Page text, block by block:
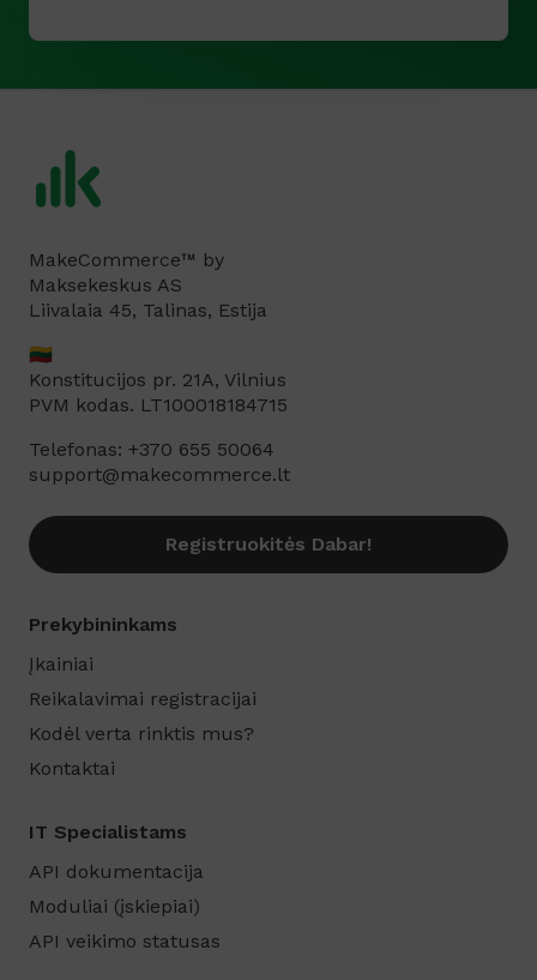
MakeCommerce™ by
Maksekeskus AS
Liivalaia 45, Talinas, Estija
🇱🇹
Konstitucijos pr. 21A, Vilnius
PVM kodas. LT100018184715
Telefonas: +370 655 50064
support@makecommerce.lt
Registruokitės Dabar!
Prekybininkams
Įkainiai
Reikalavimai registracijai
Kodėl verta rinktis mus?
Kontaktai
IT Specialistams
API dokumentacija
Moduliai (įskiepiai)
API veikimo statusas